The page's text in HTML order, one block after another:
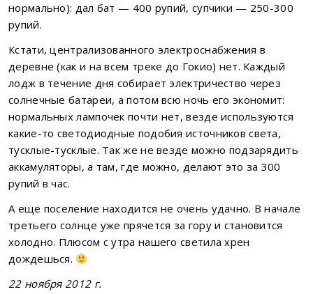
нормально): дал бат — 400 рупий, супчики — 250-300
рупий.
Кстати, централизованного электроснабжения в
деревне (как и на всем треке до Гокио) нет. Каждый
лодж в течение дня собирает электричество через
солнечные батареи, а потом всю ночь его экономит:
нормальных лампочек почти нет, везде используются
какие-то светодиодные подобия источников света,
тусклые-тусклые. Так же не везде можно подзарядить
аккамуляторы, а там, где можно, делают это за 300
рупий в час.
А еще поселение находится не очень удачно. В начале
третьего солнце уже прячется за гору и становится
холодно. Плюсом с утра нашего светила хрен
дождешься.
22 ноября 2012 г.